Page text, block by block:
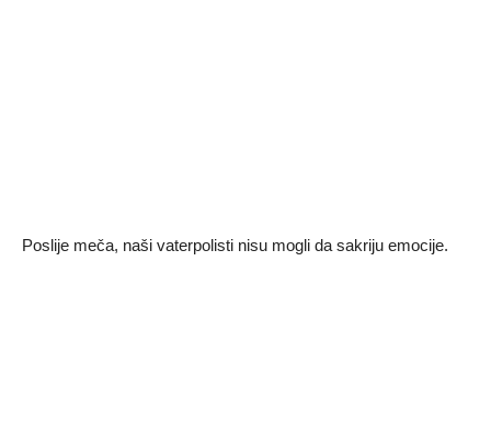
Poslije meča, naši vaterpolisti nisu mogli da sakriju emocije.